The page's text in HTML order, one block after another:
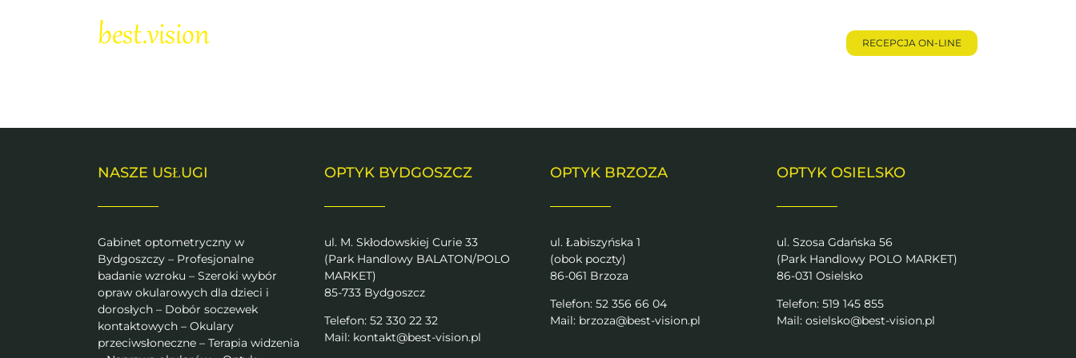
RECEPCJA ON-LINE
NASZE USŁUGI
Gabinet optometryczny w
Bydgoszczy – Profesjonalne
badanie wzroku – Szeroki wybór
opraw okularowych dla dzieci i
dorosłych – Dobór soczewek
kontaktowych – Okulary
przeciwsłoneczne – Terapia widzenia
OPTYK BYDGOSZCZ
ul. M. Skłodowskiej Curie 33
(Park Handlowy BALATON/POLO
MARKET)
85-733 Bydgoszcz
Telefon: 52 330 22 32
Mail: kontakt@best-vision.pl
OPTYK BRZOZA
ul. Łabiszyńska 1
(obok poczty)
86-061 Brzoza
Telefon: 52 356 66 04
Mail: brzoza@best-vision.pl
OPTYK OSIELSKO
ul. Szosa Gdańska 56
(Park Handlowy POLO MARKET)
86-031 Osielsko
Telefon: 519 145 855
Mail: osielsko@best-vision.pl